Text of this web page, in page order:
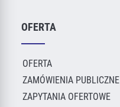
OFERTA
OFERTA
ZAMÓWIENIA PUBLICZNE
ZAPYTANIA OFERTOWE